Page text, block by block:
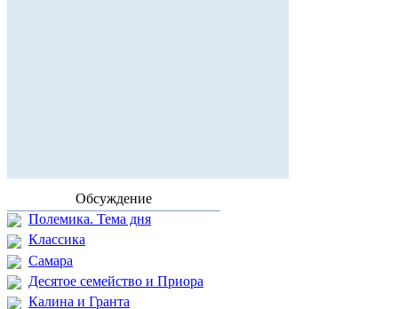
Обсуждение
Полемика. Тема дня
Классика
Самара
Десятое семейство и Приора
Калина и Гранта